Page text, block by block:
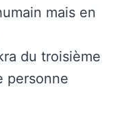
mais en
du troisième
personne